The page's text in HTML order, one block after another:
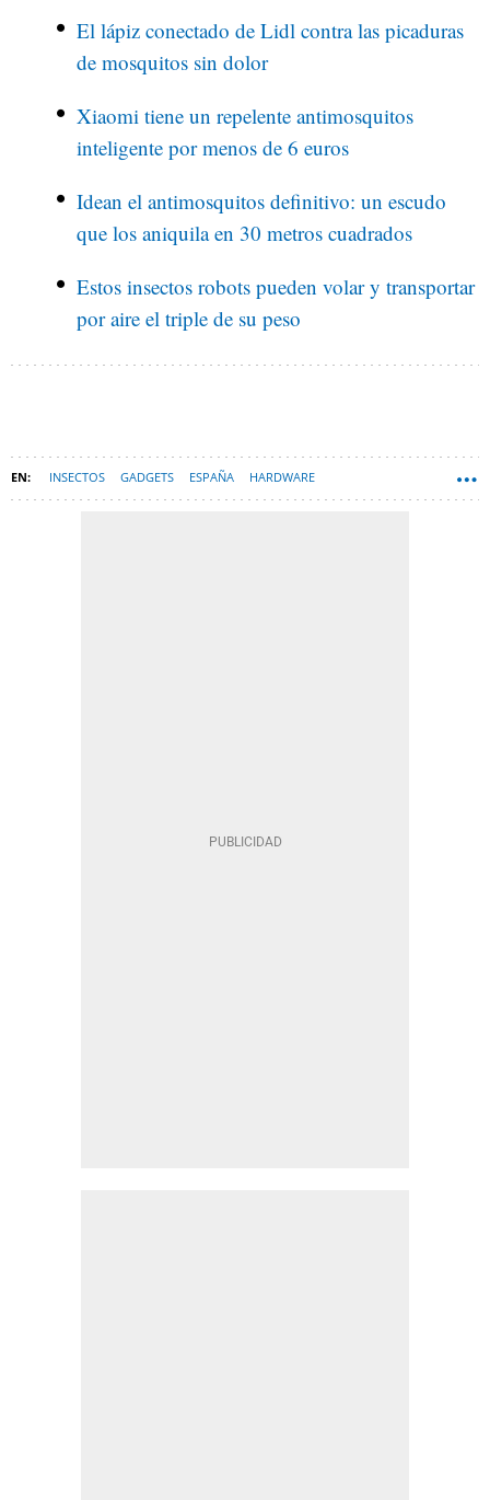
El lápiz conectado de Lidl contra las picaduras
de mosquitos sin dolor
Xiaomi tiene un repelente antimosquitos
inteligente por menos de 6 euros
Idean el antimosquitos definitivo: un escudo
que los aniquila en 30 metros cuadrados
Estos insectos robots pueden volar y transportar
por aire el triple de su peso
INSECTOS GADGETS ESPAÑA HARDWARE